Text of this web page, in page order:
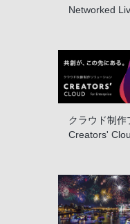
Networked
クラウド制作
Creators'